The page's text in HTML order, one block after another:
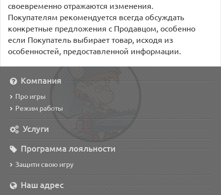
своевременно отражаются изменения.
Покупателям рекомендуется всегда обсуждать
конкретные предложения с Продавцом, особенно
если Покупатель выбирает товар, исходя из
особенностей, предоставленной информации.
Компания
Про игры
Режим работы
Услуги
Программа лояльности
Защити свою игру
Наш адрес